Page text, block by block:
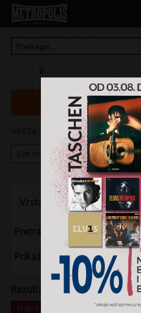
0
Vrsta pregleda:
Pretraži po:
Prikaži po:
Rezultati pretrage:
Merchandise x